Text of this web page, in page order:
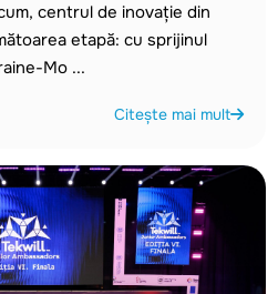
centrul de inovație din
etapă: cu sprijinul
Mo ...
Citește mai mult